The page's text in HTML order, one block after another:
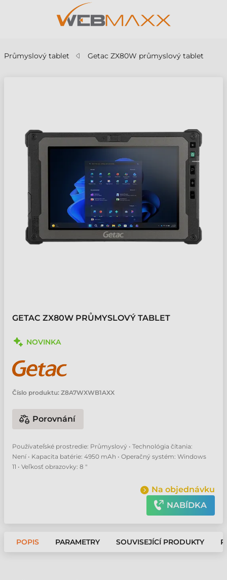
Průmyslový tablet Getac ZX80W průmyslový tablet
GETAC ZX80W PRŮMYSLOVÝ TABLET
NOVINKA
Číslo produktu: Z8A7WXWB1AXX
Porovnání
Používateľské prostredie: Průmyslový • Technológia čítania:
Není • Kapacita batérie: 4950 mAh • Operačný systém: Windows
11 • Veľkosť obrazovky: 8 "
Na objednávku
NABÍDKA
POPIS PARAMETRY SOUVISEJÍCÍ PRODUKTY